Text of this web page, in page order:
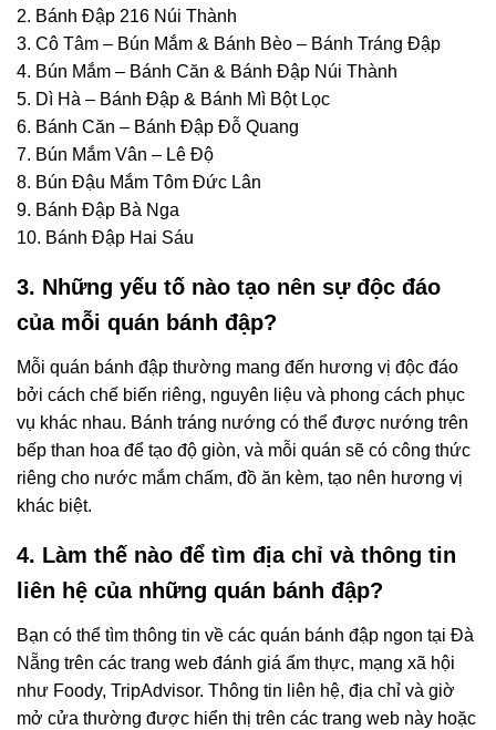
2. Bánh Đập 216 Núi Thành
3. Cô Tâm – Bún Mắm & Bánh Bèo – Bánh Tráng Đập
4. Bún Mắm – Bánh Căn & Bánh Đập Núi Thành
5. Dì Hà – Bánh Đập & Bánh Mì Bột Lọc
6. Bánh Căn – Bánh Đập Đỗ Quang
7. Bún Mắm Vân – Lê Độ
8. Bún Đậu Mắm Tôm Đức Lân
9. Bánh Đập Bà Nga
10. Bánh Đập Hai Sáu
3. Những yếu tố nào tạo nên sự độc đáo
của mỗi quán bánh đập?
Mỗi quán bánh đập thường mang đến hương vị độc đáo
bởi cách chế biến riêng, nguyên liệu và phong cách phục
vụ khác nhau. Bánh tráng nướng có thể được nướng trên
bếp than hoa để tạo độ giòn, và mỗi quán sẽ có công thức
riêng cho nước mắm chấm, đồ ăn kèm, tạo nên hương vị
khác biệt.
4. Làm thế nào để tìm địa chỉ và thông tin
liên hệ của những quán bánh đập?
Bạn có thể tìm thông tin về các quán bánh đập ngon tại Đà
Nẵng trên các trang web đánh giá ẩm thực, mạng xã hội
như Foody, TripAdvisor. Thông tin liên hệ, địa chỉ và giờ
mở cửa thường được hiển thị trên các trang web này hoặc